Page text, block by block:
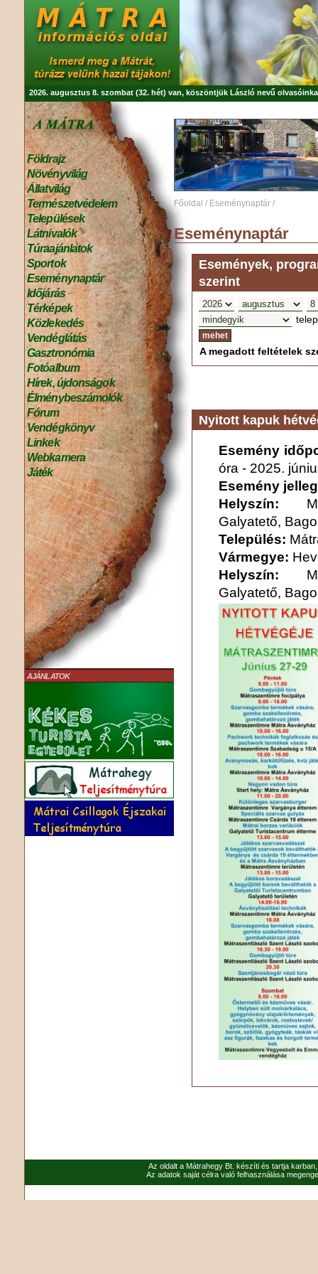
2026. augusztus 8. szombat (32. hét) van, köszöntjük László nevű
Földrajz
Növényvilág
Állatvilág
Természetvédelem
Települések
Látnivalók
Túraajánlatok
Sportok
Eseménynaptár
Időjárás
Térképek
Közlekedés
Vendéglátás
Gasztronómia
Fotóalbum
Hírek, újdonságok
Élménybeszámolók
Fórum
Vendégkönyv
Linkek
Webkamera
Játék
AJÁNLATOK
Főoldal / Eseménynaptár /
Eseménynaptár
Események,
szerint
A megadott feltételek
Nyitott kapuk
Esemény
óra - 2025.
Esemény
Helyszín:
Galyatető,
Település:
Vármegye:
Helyszín:
Galyatető,
Az oldalt a Mátrahegy Bt. készíti és tartja
Az adatok saját célra való felhasználása